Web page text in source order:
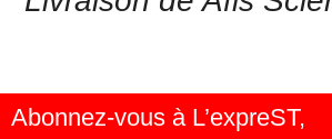
Abonnez-vous à L’expreST,